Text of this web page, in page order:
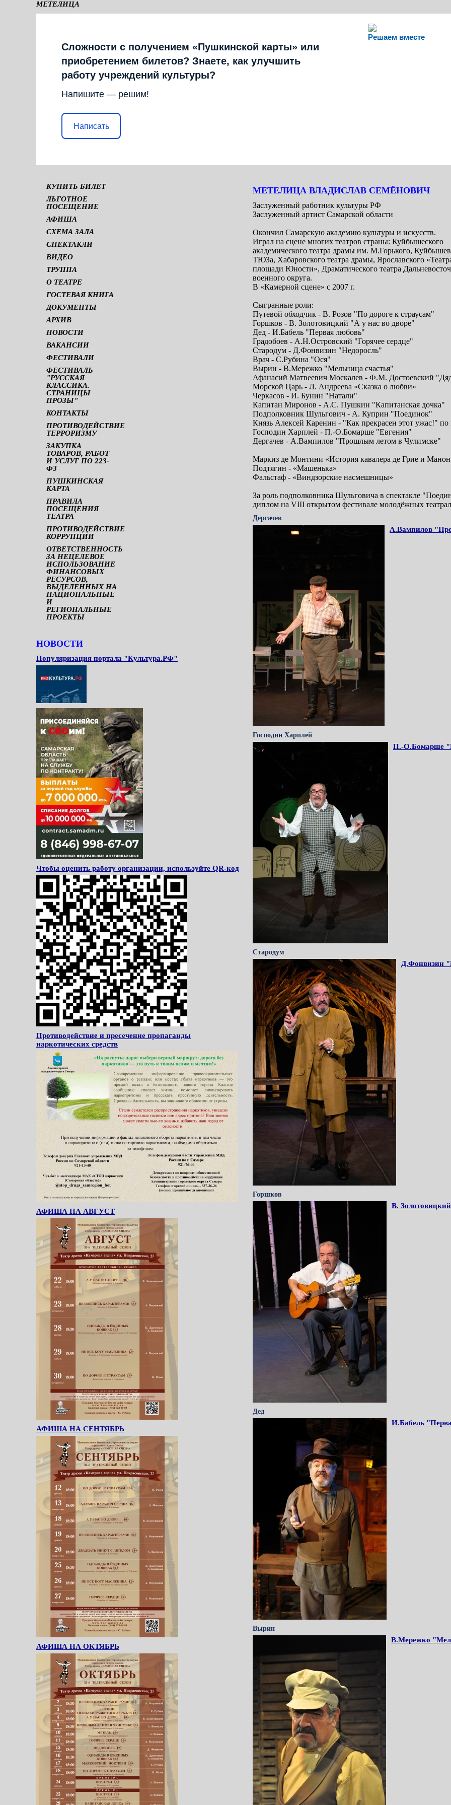
МЕТЕЛИЦА
Решаем вместе
Сложности с получением «Пушкинской карты» или
приобретением билетов? Знаете, как улучшить
работу учреждений культуры?
Напишите — решим!
Написать
КУПИТЬ БИЛЕТ
ЛЬГОТНОЕ
ПОСЕЩЕНИЕ
АФИША
СХЕМА ЗАЛА
СПЕКТАКЛИ
ВИДЕО
ТРУППА
О ТЕАТРЕ
ГОСТЕВАЯ КНИГА
ДОКУМЕНТЫ
АРХИВ
НОВОСТИ
ВАКАНСИИ
ФЕСТИВАЛИ
ФЕСТИВАЛЬ
"РУССКАЯ
КЛАССИКА.
СТРАНИЦЫ
ПРОЗЫ"
КОНТАКТЫ
ПРОТИВОДЕЙСТВИЕ
ТЕРРОРИЗМУ
ЗАКУПКА
ТОВАРОВ, РАБОТ
И УСЛУГ ПО 223-
ФЗ
ПУШКИНСКАЯ
КАРТА
ПРАВИЛА
ПОСЕЩЕНИЯ
ТЕАТРА
ПРОТИВОДЕЙСТВИЕ
КОРРУПЦИИ
ОТВЕТСТВЕННОСТЬ
ЗА НЕЦЕЛЕВОЕ
ИСПОЛЬЗОВАНИЕ
ФИНАНСОВЫХ
РЕСУРСОВ,
ВЫДЕЛЕННЫХ НА
НАЦИОНАЛЬНЫЕ
И
РЕГИОНАЛЬНЫЕ
ПРОЕКТЫ
НОВОСТИ
Популяризация портала "Культура.РФ"
Чтобы оценить работу организации, используйте QR-код
Противодействие и пресечение пропаганды
наркотических средств
АФИША НА АВГУСТ
АФИША НА СЕНТЯБРЬ
АФИША НА ОКТЯБРЬ
МЕТЕЛИЦА ВЛАДИСЛАВ СЕМЁНОВИЧ
Заслуженный работник культуры РФ
Заслуженный артист Самарской области
Окончил Самарскую академию культуры и искусств.
Играл на сцене многих театров страны: Куйбышеского
академического театра драмы им. М.Горького,
ТЮЗа, Хабаровского театра драмы, Ярославского
площади Юности», Драматического театра
военного округа.
В «Камерной сцене» с 2007 г.
Сыгранные роли:
Путевой обходчик - В. Розов "По дороге к страусам"
Горшков - В. Золотовицкий "А у нас во дворе"
Дед - И.Бабель "Первая любовь"
Градобоев - А.Н.Островский "Горячее сердце"
Стародум - Д.Фонвизин "Недоросль"
Врач - С.Рубина "Ося"
Вырин - В.Мережко "Мельница счастья"
Афанасий Матвеевич Москалев - Ф.М. Достоевский
Морской Царь - Л. Андреева «Сказка о любви»
Черкасов - И. Бунин "Натали"
Капитан Миронов - А.С. Пушкин "Капитанская дочка"
Подполковник Шульгович - А. Куприн "Поединок"
Князь Алексей Каренин - "Как прекрасен этот ужас!"
Господин Харплей - П.-О.Бомарше "Евгения"
Дергачев - А.Вампилов "Прошлым летом в Чулимске"
Маркиз де Монтини «История кавалера де Грие и Манон
Подтягин - «Машенька»
Фальстаф - «Виндзорские насмешницы»
За роль подполковника Шульговича в спектакле
диплом на VIII открытом фестивале молодёжных
Дергачев
А.Вампилов
Господин Харплей
П.-О.Бомарше
Стародум
Д.Фонвизин
Горшков
В.
Дед
И.Бабель
Вырин
В.Мережко